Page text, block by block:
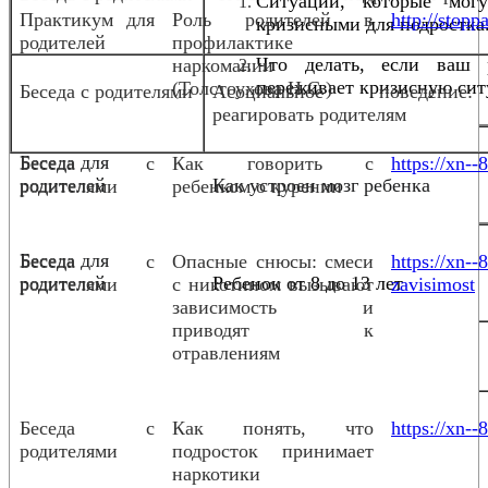
кризисными для
Что делать, если ваш
переживает кризисную
Беседа для
родителей
Как устроен мозг ребенка
Беседа для
родителей
Ребенок от 8 до 13 лет
Практикум для
родителей
Роль родителей в
профилактике
наркомании
(Толстоухова Н.С.)
http://
Беседа с
родителями
Как говорить с
ребенком о курении
https://xn--
Беседа с
родителями
Опасные снюсы: смеси
с никотином вызывают
зависимость и
приводят к
отравлениям
https://xn--
zavisimost
Беседа с
родителями
Как понять, что
подросток принимает
наркотики
https://xn--
Беседа с родителями
Асоциальное
реагировать родителям